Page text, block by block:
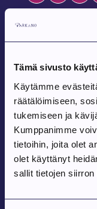
Tämä sivusto
Käytämme
räätälöimiseen,
tukemiseen ja
Kumppanimme
tietoihin, joita olet
olet käyttänyt
sallit tietojen siirron
Tulevat
Tapahtuma alkaa:
9.8.2026
Pohjois-
vuotta
Pohjois-Parkanon